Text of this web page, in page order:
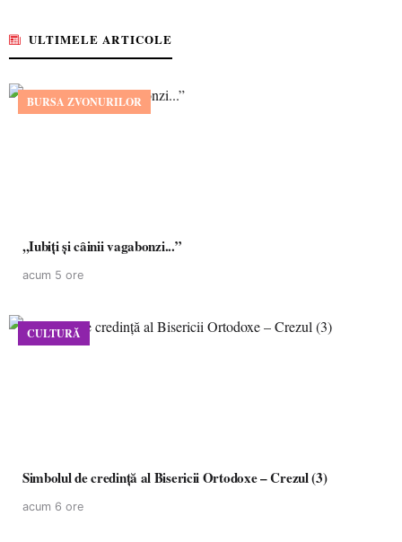
ULTIMELE ARTICOLE
BURSA ZVONURILOR
,,Iubiți și câinii vagabonzi...”
acum 5 ore
CULTURĂ
Simbolul de credinţă al Bisericii Ortodoxe – Crezul (3)
acum 6 ore